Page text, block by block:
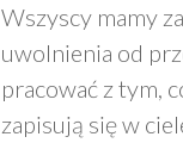
Wszyscy mamy
uwolnienia od
pracować z tym,
zapisują się w